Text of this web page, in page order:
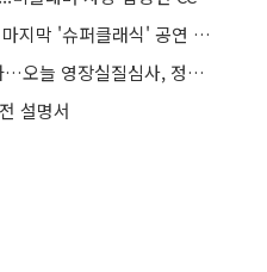
'음주 뺑소니' 김호중, 자숙 전 마지막 '슈퍼클래식' 공연 마무리…멘트는 없었다
'음주 뺑소니' 김호중 구속될까…오늘 영장실질심사, 정오께 출석
설명서